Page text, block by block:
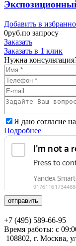
Добавить в
0руб.по запросу
Заказать
Заказать в 1 клик
Нужна
Я даю согласие
Подробнее
отправить
+7 (495) 589-66-95
Время работы: с
108802, г. Москва,